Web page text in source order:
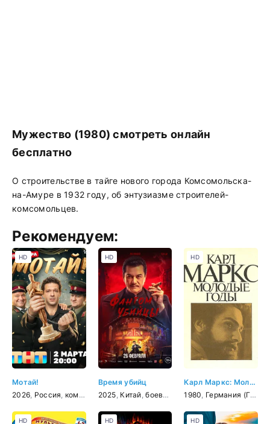
Мужество (1980) смотреть онлайн
бесплатно
О строительстве в тайге нового города Комсомольска-
на-Амуре в 1932 году, об энтузиазме строителей-
комсомольцев.
Рекомендуем:
Мотай!
2026 Россия комедия
HD
Время убийц
2025 Китай ,боевик драма, военный,история
HD
Карл Маркс: Молодые годы
1980 Германия (ГДР)
HD
HD HD HD